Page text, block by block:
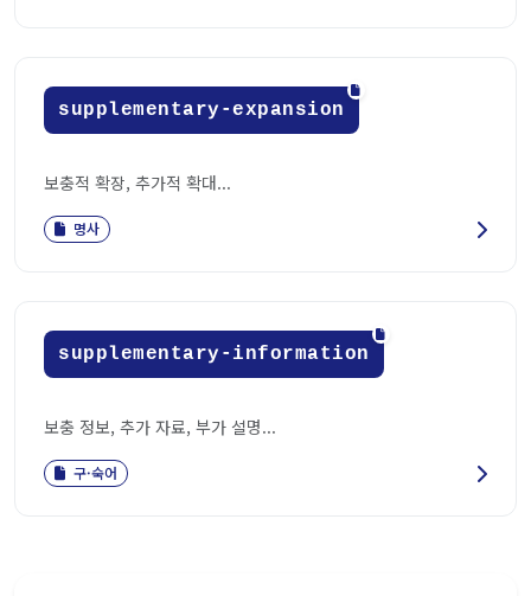
supplementary-expansion
보충적 확장, 추가적 확대...
명사
supplementary-information
보충 정보, 추가 자료, 부가 설명...
구·숙어